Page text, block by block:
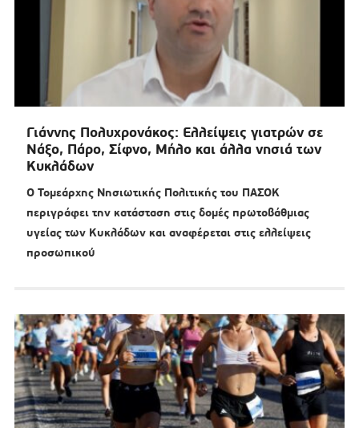
Γιάννης Πολυχρονάκος: Ελλείψεις γιατρών σε
Νάξο, Πάρο, Σίφνο, Μήλο και άλλα νησιά των
Κυκλάδων
Ο Τομεάρχης Νησιωτικής Πολιτικής του ΠΑΣΟΚ
περιγράφει την κατάσταση στις δομές πρωτοβάθμιας
υγείας των Κυκλάδων και αναφέρεται στις ελλείψεις
προσωπικού